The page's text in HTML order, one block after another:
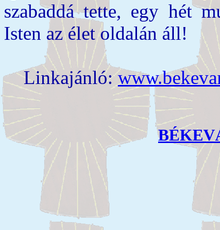
szabaddá tette, egy hét
Isten az élet oldalán áll!
Linkajánló: